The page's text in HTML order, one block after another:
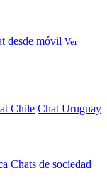
desde móvil Ver
Chile Chat Uruguay
Chats de sociedad